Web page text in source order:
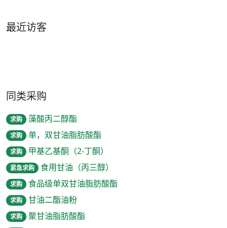
最近访客
同类采购
求购 藻酸丙二醇酯
求购 单，双甘油脂肪酸酯
求购 甲基乙基酮（2-丁酮）
紧急求购 食用甘油（丙三醇）
求购 食品级单双甘油脂肪酸酯
求购 甘油二酯油粉
求购 聚甘油脂肪酸酯